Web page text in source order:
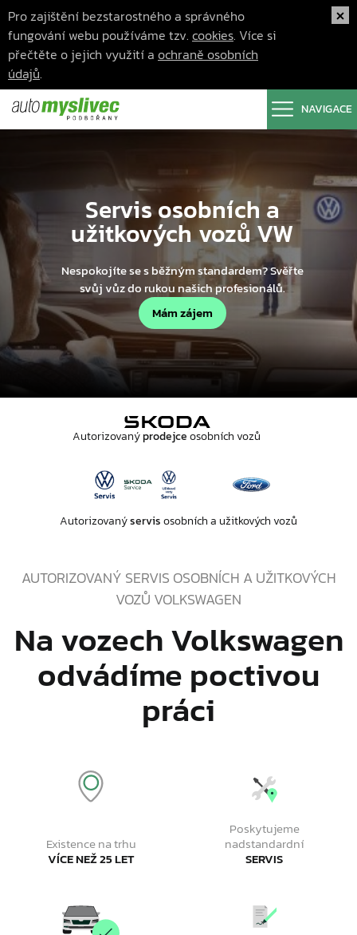
Pro zajištění bezstarostného a správného
fungování webu používáme tzv. cookies. Více si
přečtěte o jejich využití a ochraně osobních
údajů.
NAVIGACE
Servis osobních a
užitkových vozů VW
Nespokojíte se s běžným standardem? Svěřte
svůj vůz do rukou našich profesionálů.
Mám zájem
Autorizovanýprodejceosobních vozů
Autorizovanýservisosobních a užitkových vozů
AUTORIZOVANÝ SERVIS OSOBNÍCH A UŽITKOVÝCH
VOZŮ VOLKSWAGEN
Na vozech Volkswagen
odvádíme poctivou
práci
Existence na trhu
VÍCE NEŽ 25 LET
Poskytujeme
nadstandardní
SERVIS